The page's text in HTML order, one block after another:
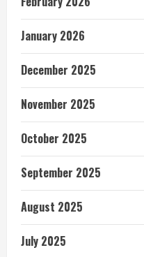
January 2026
December 2025
November 2025
October 2025
September 2025
August 2025
July 2025